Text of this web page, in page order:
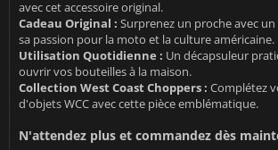
avec cet accessoire original.
Cadeau Original : Surprenez un proche avec
sa passion pour la moto et la culture américaine.
Utilisation Quotidienne : Un décapsuleur
ouvrir vos bouteilles à la maison.
Collection West Coast Choppers : Complétez
d'objets WCC avec cette pièce emblématique.
N'attendez plus et commandez dès